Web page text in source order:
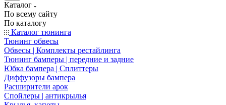
Каталог
По всему сайту
По каталогу
Каталог тюнинга
Тюнинг обвесы
Обвесы | Комплекты рестайлинга
Тюнинг бамперы | передние и задние
Юбка бампера | Сплиттеры
Диффузоры бампера
Расширители арок
Спойлеры | антикрылья